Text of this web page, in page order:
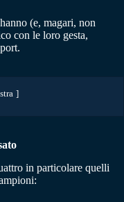
(e, magari, non
con le loro gesta,
in particolare quelli